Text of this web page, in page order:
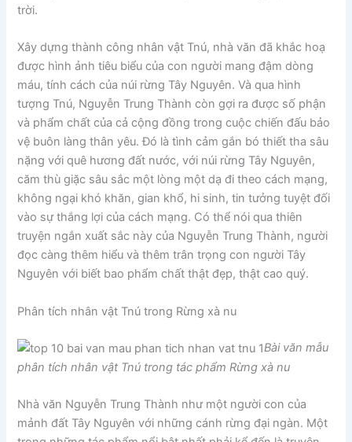
trời.
Xây dựng thành công nhân vật Tnú, nhà văn đã khắc hoạ
được hình ảnh tiêu biểu của con người mang đậm dòng
máu, tính cách của núi rừng Tây Nguyên. Và qua hình
tượng Tnú, Nguyễn Trung Thành còn gợi ra được số phận
và phẩm chất của cả cộng đồng trong cuộc chiến đấu bảo
vệ buôn làng thân yêu. Đó là tình cảm gắn bó thiết tha sâu
nặng với quê hương đất nước, với núi rừng Tây Nguyên,
căm thù giặc sâu sắc một lòng một dạ đi theo cách mạng,
không ngại khó khăn, gian khổ, hi sinh, tin tưởng tuyệt đối
vào sự thắng lợi của cách mạng. Có thể nói qua thiên
truyện ngắn xuất sắc này của Nguyễn Trung Thành, người
đọc càng thêm hiểu và thêm trân trọng con người Tây
Nguyên với biết bao phẩm chất thật đẹp, thật cao quý.
Phân tích nhân vật Tnú trong Rừng xà nu
Bài văn mẫu
phân tích nhân vật Tnú trong tác phẩm Rừng xà nu
Nhà văn Nguyễn Trung Thành như một người con của
mảnh đất Tây Nguyên với những cánh rừng đại ngàn. Một